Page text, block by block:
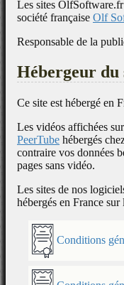
Les sites OlfSoftware.fr
société française Olf
Responsable de la
Hébergeur du
Ce site est hébergé en
Les vidéos affichées
PeerTube hébergés
contraire vos données
pages sans vidéo.
Les sites de nos
hébergés en France sur
Conditions